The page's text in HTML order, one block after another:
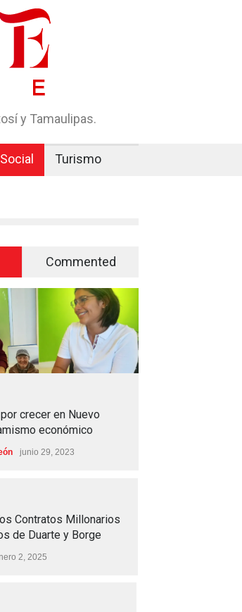
y Tamaulipas.
Social Turismo
Commented
crecer en Nuevo
económico
junio 29, 2023
Contratos Millonarios
de Duarte y Borge
2, 2025